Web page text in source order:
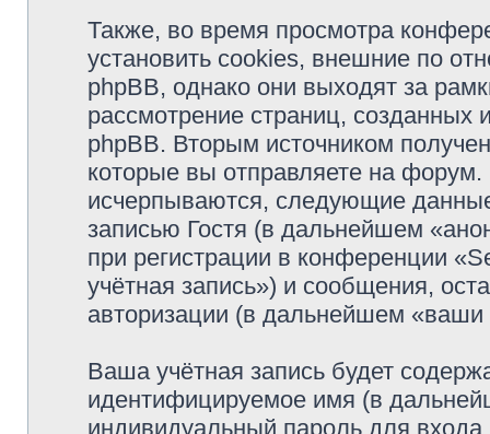
Также, во время просмотра
установить cookies, внешние по
phpBB, однако они выходят за
рассмотрение страниц,
phpBB. Вторым источником
которые вы отправляете на
исчерпываются, следующие
записью Гостя (в дальнейшем
при регистрации в конференции
учётная запись») и сообщения,
авторизации (в дальнейшем
Ваша учётная запись будет
идентифицируемое имя (в
индивидуальный пароль для